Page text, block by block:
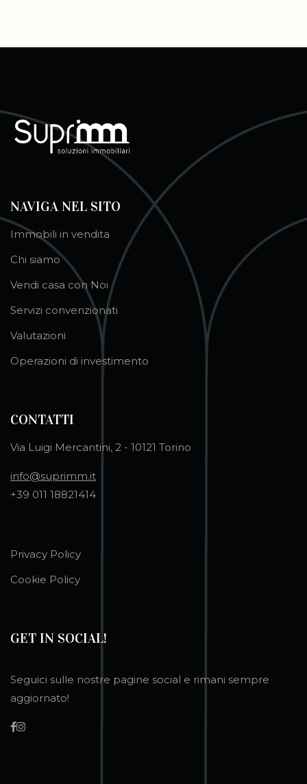
NAVIGA NEL SITO
Immobili in vendita
Chi siamo
Vendi casa con Noi
Servizi convenzionati
Valutazioni
Operazioni di investimento
CONTATTI
Via Luigi Mercantini, 2 - 10121 Torino
info@suprimm.it
+39 011 18821414
Privacy Policy
Cookie Policy
GET IN SOCIAL!
Seguici sulle nostre pagine social e rimani sempre
aggiornato!